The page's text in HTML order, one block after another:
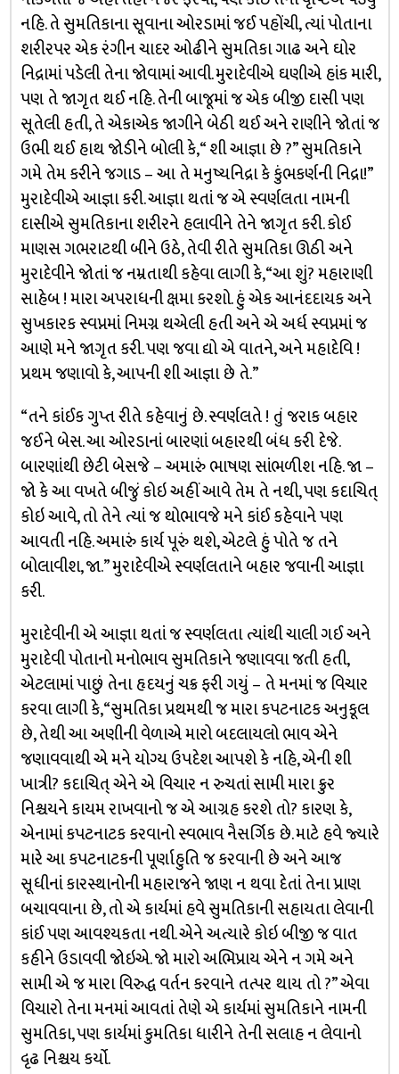
નહિ. તે સુમતિકાના સૂવાના ઓરડામાં જઈ પહોંચી, ત્યાં પોતાના
શરીરપર એક રંગીન ચાદર ઓઢીને સુમતિકા ગાઢ અને ઘોર
નિદ્રામાં પડેલી તેના જોવામાં આવી. મુરાદેવીએ ઘણીએ હાંક મારી,
પણ તે જાગૃત થઈ નહિ. તેની બાજૂમાં જ એક બીજી દાસી પણ
સૂતેલી હતી, તે એકાએક જાગીને બેઠી થઈ અને રાણીને જોતાં જ
ઉભી થઈ હાથ જોડીને બોલી કે, “ શી આજ્ઞા છે ?” સુમતિકાને
ગમે તેમ કરીને જગાડ – આ તે મનુષ્યનિદ્રા કે કુંભકર્ણની નિદ્રા!”
મુરાદેવીએ આજ્ઞા કરી. આજ્ઞા થતાં જ એ સ્વર્ણલતા નામની
દાસીએ સુમતિકાના શરીરને હલાવીને તેને જાગૃત કરી. કોઈ
માણસ ગભરાટથી બીને ઉઠે, તેવી રીતે સુમતિકા ઊઠી અને
મુરાદેવીને જોતાં જ નમ્રતાથી કહેવા લાગી કે, “આ શું? મહારાણી
સાહેબ ! મારા અપરાધની ક્ષમા કરશો. હું એક આનંદદાયક અને
સુખકારક સ્વપ્નમાં નિમગ્ન થએલી હતી અને એ અર્ધ સ્વપ્નમાં જ
આણે મને જાગૃત કરી. પણ જવા દ્યો એ વાતને, અને મહાદેવિ !
પ્રથમ જણાવો કે, આપની શી આજ્ઞા છે તે.”
“તને કાંઈક ગુપ્ત રીતે કહેવાનું છે. સ્વર્ણલતે ! તું જરાક બહાર
જઈને બેસ. આ ઓરડાનાં બારણાં બહારથી બંધ કરી દેજે.
બારણાંથી છેટી બેસજે – અમારું ભાષણ સાંભળીશ નહિ. જા –
જો કે આ વખતે બીજું કોઇ અહીં આવે તેમ તે નથી, પણ કદાચિત્
કોઇ આવે, તો તેને ત્યાં જ થોભાવજે મને કાંઈ કહેવાને પણ
આવતી નહિ. અમારું કાર્ય પૂરું થશે, એટલે હું પોતે જ તને
બોલાવીશ, જા.” મુરાદેવીએ સ્વર્ણલતાને બહાર જવાની આજ્ઞા
કરી.
મુરાદેવીની એ આજ્ઞા થતાં જ સ્વર્ણલતા ત્યાંથી ચાલી ગઈ અને
મુરાદેવી પોતાનો મનોભાવ સુમતિકાને જણાવવા જતી હતી,
એટલામાં પાછું તેના હૃદયનું ચક્ર ફરી ગયું – તે મનમાં જ વિચાર
કરવા લાગી કે, “સુમતિકા પ્રથમથી જ મારા કપટનાટક અનુકૂલ
છે, તેથી આ અણીની વેળાએ મારો બદલાયલો ભાવ એને
જણાવવાથી એ મને યોગ્ય ઉપદેશ આપશે કે નહિ, એની શી
ખાત્રી? કદાચિત્ એને એ વિચાર ન રુચતાં સામી મારા ક્રુર
નિશ્ચયને કાયમ રાખવાનો જ એ આગ્રહ કરશે તો? કારણ કે,
એનામાં કપટનાટક કરવાનો સ્વભાવ નૈસર્ગિક છે. માટે હવે જ્યારે
મારે આ કપટનાટકની પૂર્ણાહુતિ જ કરવાની છે અને આજ
સૂધીનાં કારસ્થાનોની મહારાજને જાણ ન થવા દેતાં તેના પ્રાણ
બચાવવાના છે, તો એ કાર્યમાં હવે સુમતિકાની સહાયતા લેવાની
કાંઈ પણ આવશ્યકતા નથી. એને અત્યારે કોઇ બીજી જ વાત
કહીને ઉડાવવી જોઇએ. જો મારો અભિપ્રાય એને ન ગમે અને
સામી એ જ મારા વિરુદ્ધ વર્તન કરવાને તત્પર થાય તો ?” એવા
વિચારો તેના મનમાં આવતાં તેણે એ કાર્યમાં સુમતિકાને નામની
સુમતિકા, પણ કાર્યમાં કુમતિકા ધારીને તેની સલાહ ન લેવાનો
દૃઢ નિશ્ચય કર્યો.